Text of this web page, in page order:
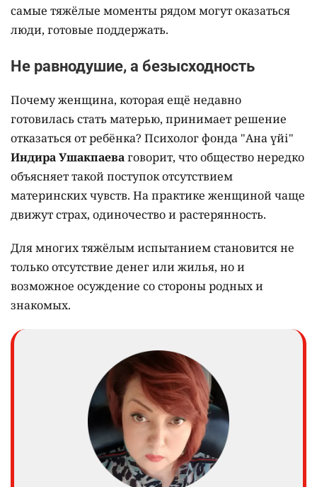
самые тяжёлые моменты рядом могут оказаться
люди, готовые поддержать.
Не равнодушие, а безысходность
Почему женщина, которая ещё недавно
готовилась стать матерью, принимает решение
отказаться от ребёнка? Психолог фонда "Ана үйі"
Индира Ушакпаеваговорит, что общество нередко
объясняет такой поступок отсутствием
материнских чувств. На практике женщиной чаще
движут страх, одиночество и растерянность.
Для многих тяжёлым испытанием становится не
только отсутствие денег или жилья, но и
возможное осуждение со стороны родных и
знакомых.